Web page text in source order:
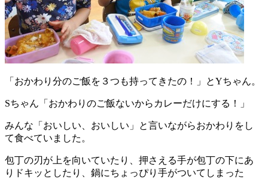
「おかわり分のご飯を３つも持ってきたの！」とYちゃん。
Sちゃん「おかわりのご飯ないからカレーだけにする！」
みんな「おいしい、おいしい」と言いながらおかわりをし
て食べていました。
包丁の刃が上を向いていたり、押さえる手が包丁の下にあ
りドキッとしたり、鍋にちょっぴり手がついてしまった